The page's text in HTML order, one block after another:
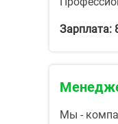
Зарплата:
Мы -